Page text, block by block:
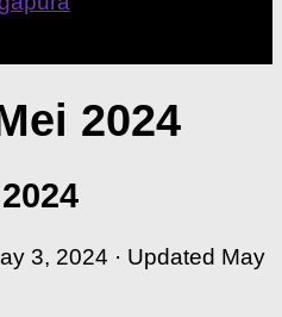
2024
3, 2024 · Updated May